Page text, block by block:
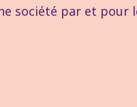
société par et pour